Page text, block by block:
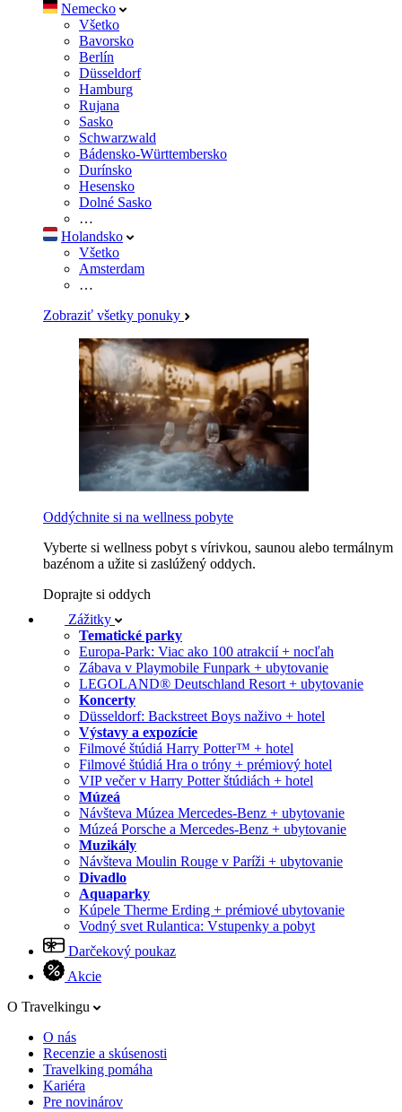
Nemecko
Všetko
Bavorsko
Berlín
Düsseldorf
Hamburg
Rujana
Sasko
Schwarzwald
Bádensko-Württembersko
Durínsko
Hesensko
Dolné Sasko
…
Holandsko
Všetko
Amsterdam
…
Zobraziť všetky ponuky
Oddýchnite si na wellness pobyte
Vyberte si wellness pobyt s vírivkou, saunou alebo termálnym
bazénom a užite si zaslúžený oddych.
Doprajte si oddych
Zážitky
Tematické parky
Europa-Park: Viac ako 100 atrakcií + nocľah
Zábava v Playmobile Funpark + ubytovanie
LEGOLAND® Deutschland Resort + ubytovanie
Koncerty
Düsseldorf: Backstreet Boys naživo + hotel
Výstavy a expozície
Filmové štúdiá Harry Potter™ + hotel
Filmové štúdiá Hra o tróny + prémiový hotel
VIP večer v Harry Potter štúdiách + hotel
Múzeá
Návšteva Múzea Mercedes-Benz + ubytovanie
Múzeá Porsche a Mercedes-Benz + ubytovanie
Muzikály
Návšteva Moulin Rouge v Paríži + ubytovanie
Divadlo
Aquaparky
Kúpele Therme Erding + prémiové ubytovanie
Vodný svet Rulantica: Vstupenky a pobyt
Darčekový poukaz
Akcie
O Travelkingu
O nás
Recenzie a skúsenosti
Travelking pomáha
Kariéra
Pre novinárov